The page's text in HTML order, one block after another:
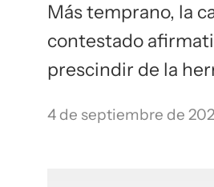
Más temprano, la
contestado
prescindir de la
4 de septiembre de